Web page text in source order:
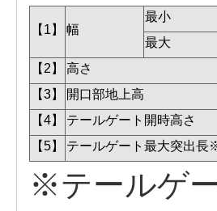
【1】 幅
最小
最大
【2】
高さ
【3】
開口部地上高
【4】
テールゲート開時高さ
【5】
テールゲート最大突出長
※テールゲ